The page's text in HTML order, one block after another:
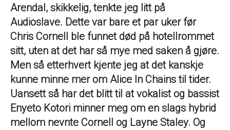
Arendal, skikkelig, tenkte jeg litt på
Audioslave. Dette var bare et par uker før
Chris Cornell ble funnet død på hotellrommet
sitt, uten at det har så mye med saken å gjøre.
Men så etterhvert kjente jeg at det kanskje
kunne minne mer om Alice In Chains til tider.
Uansett så har det blitt til at vokalist og bassist
Enyeto Kotori minner meg om en slags hybrid
mellom nevnte Cornell og Layne Staley. Og